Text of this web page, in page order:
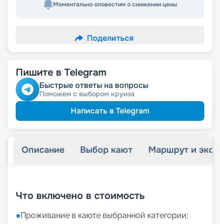
Моментально оповестим о снижении цены
Поделиться
Пишите в Telegram
Быстрые ответы на вопросы
Поможем с выбором круиза
Написать в Telegram
Описание Выбор кают Маршрут и
Что включено в стоимость
●Проживание в каюте выбранной категории;